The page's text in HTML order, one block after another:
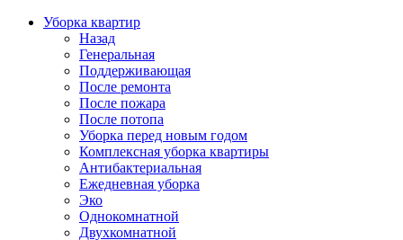
Уборка квартир
Назад
Генеральная
Поддерживающая
После ремонта
После пожара
После потопа
Уборка перед новым годом
Комплексная уборка квартиры
Антибактериальная
Ежедневная уборка
Эко
Однокомнатной
Двухкомнатной